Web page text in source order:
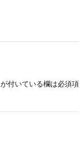
が付いている欄は必須